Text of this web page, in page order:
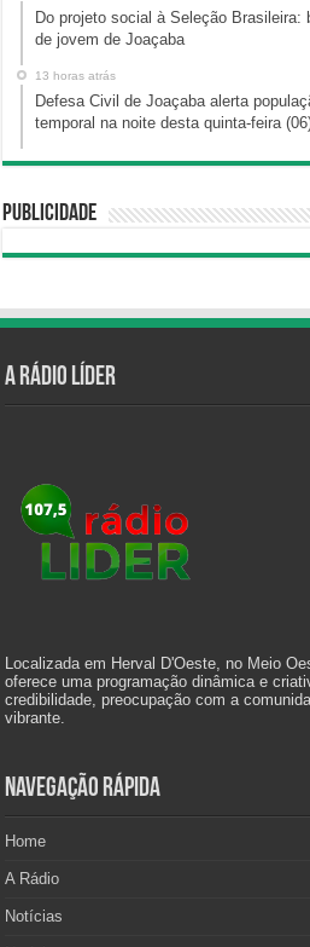
Do projeto social à Seleção Brasileira:
de jovem de Joaçaba
13 horas atrás
Defesa Civil de Joaçaba alerta
temporal na noite desta quinta-feira
Publicidade
A Rádio Líder
Localizada em Herval D'Oeste, no Meio
oferece uma programação dinâmica e
credibilidade, preocupação com a
vibrante.
Navegação Rápida
Home
A Rádio
Notícias